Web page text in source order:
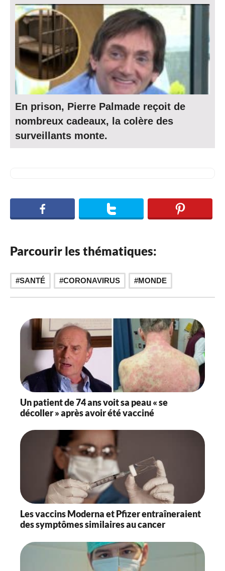
En prison, Pierre Palmade reçoit de
nombreux cadeaux, la colère des
surveillants monte.
Parcourir les thématiques:
SANTÉ CORONAVIRUS MONDE
Un patient de 74 ans voit sa peau « se
décoller » après avoir été vacciné
Les vaccins Moderna et Pfizer entraîneraient
des symptômes similaires au cancer